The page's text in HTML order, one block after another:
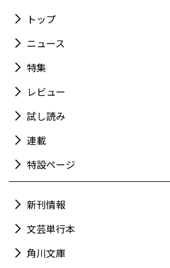
トップ
ニュース
特集
レビュー
試し読み
連載
特設ページ
新刊情報
文芸単行本
角川文庫